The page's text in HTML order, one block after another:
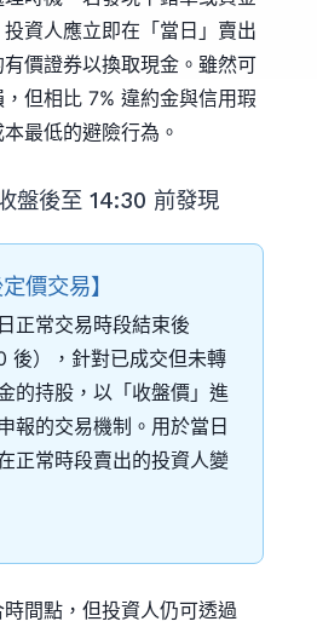
資人應立即在「當日」賣出
價證券以換取現金。雖然可
但相比 7% 違約金與信用瑕
最低的避險行為。
盤後至 14:30 前發現
定價交易】
正常交易時段結束後
後），針對已成交但未轉
的持股，以「收盤價」進
報的交易機制。用於當日
正常時段賣出的投資人變
間點，但投資人仍可透過